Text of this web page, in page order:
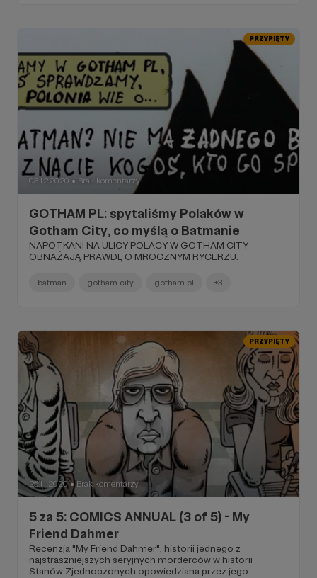
PRZYPIĘTY
03.12.2020 ● Brak komentarzy
GOTHAM PL: spytaliśmy Polaków w
Gotham City, co myślą o Batmanie
NAPOTKANI NA ULICY POLACY W GOTHAM CITY
OBNAŻAJĄ PRAWDĘ O MROCZNYM RYCERZU.
batman gotham city gotham pl +3
PRZYPIĘTY
25.11.2020 ● Brak komentarzy
5 za 5: COMICS ANNUAL (3 of 5) - My
Friend Dahmer
Recenzja "My Friend Dahmer", historii jednego z
najstraszniejszych seryjnych morderców w historii
Stanów Zjednoczonych opowiedziana przez jego